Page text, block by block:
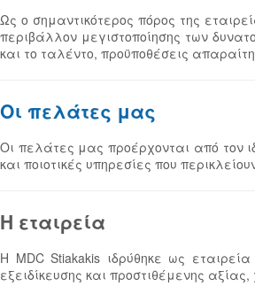
Ως ο σημαντικότερος πόρος της
περιβάλλον μεγιστοποίησης των
και το ταλέντο, προϋποθέσεις
Οι πελάτες μας
Οι πελάτες μας προέρχονται από τον
και ποιοτικές υπηρεσίες που
Η εταιρεία
Η MDC Stiakakis ιδρύθηκε ως
εξειδίκευσης και προστιθέμενης